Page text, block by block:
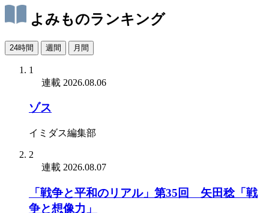
よみものランキング
24時間 週間 月間
1
連載 2026.08.06
ゾス
イミダス編集部
2
連載 2026.08.07
「戦争と平和のリアル」第35回 矢田稔「戦
争と想像力」